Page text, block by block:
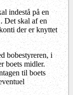
indestå på en
Det skal af en
der er knyttet
bobestyreren, i
boets midler.
til boets